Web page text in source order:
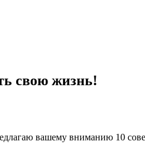
свою жизнь!
вашему вниманию 10